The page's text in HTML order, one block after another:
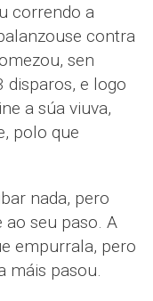
correndo a
contra
sen
disparos, e logo
a súa viuva,
polo que
nada, pero
ao seu paso. A
empurrala, pero
máis pasou.